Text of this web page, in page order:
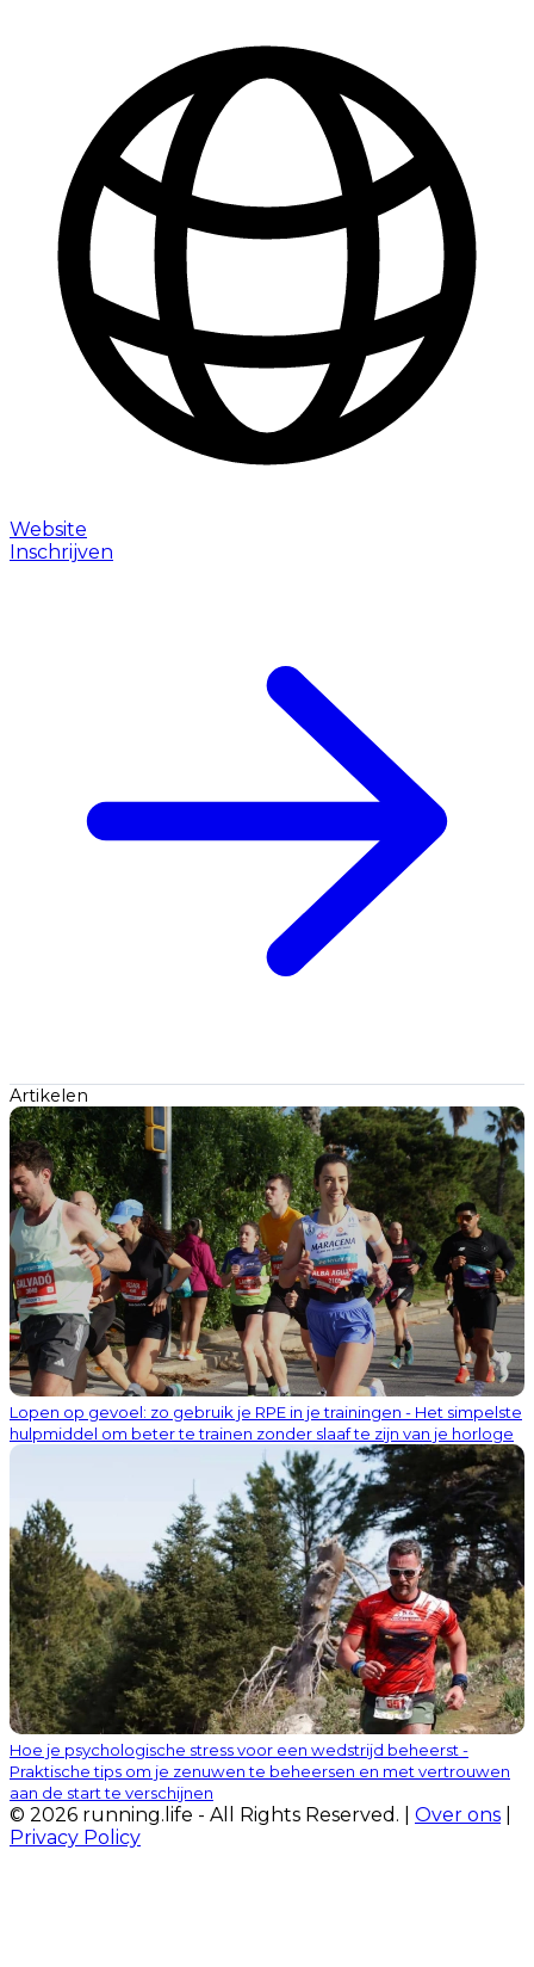
Website
Inschrijven
Artikelen
Lopen op gevoel: zo gebruik je RPE in je trainingen - Het simpelste
hulpmiddel om beter te trainen zonder slaaf te zijn van je horloge
Hoe je psychologische stress voor een wedstrijd beheerst -
Praktische tips om je zenuwen te beheersen en met vertrouwen
aan de start te verschijnen
© 2026 running.life - All Rights Reserved. | Over ons
Privacy Policy